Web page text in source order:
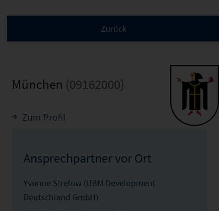
München (09162000)
Zum Profil
Ansprechpartner vor Ort
Yvonne Strelow (UBM Development
Deutschland GmbH)